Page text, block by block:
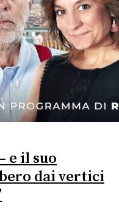
e il suo
dai vertici